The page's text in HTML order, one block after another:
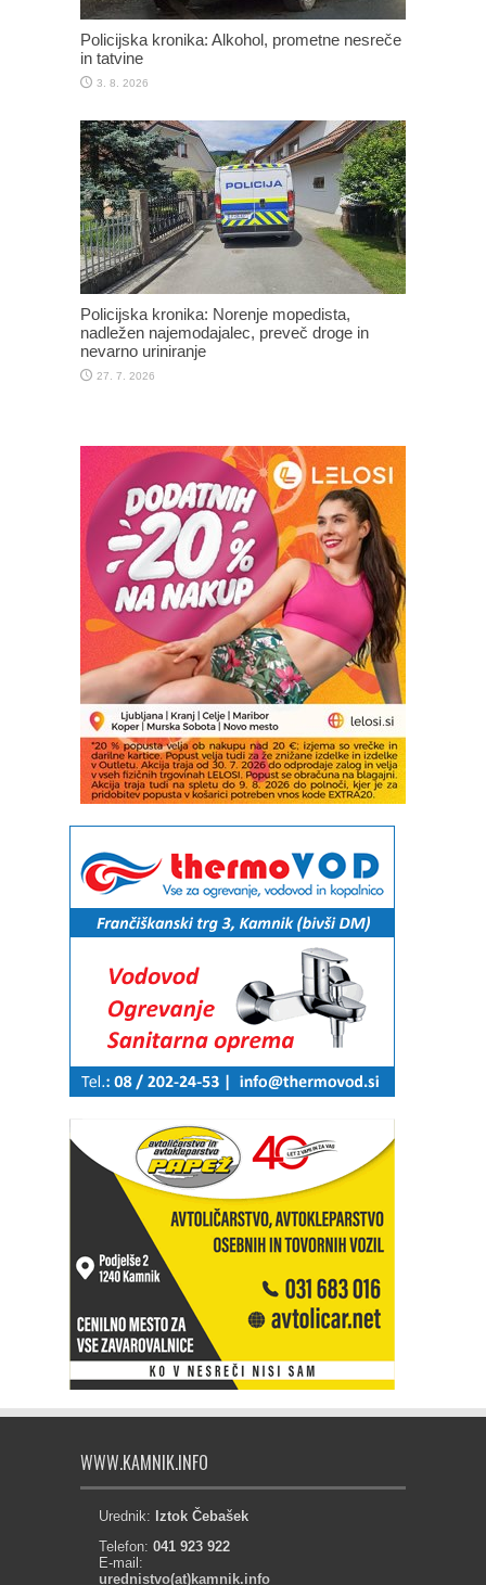
Policijska kronika: Alkohol, prometne nesreče
in tatvine
3. 8. 2026
Policijska kronika: Norenje mopedista,
nadležen najemodajalec, preveč droge in
nevarno uriniranje
27. 7. 2026
WWW.KAMNIK.INFO
Urednik: Iztok Čebašek
Telefon: 041 923 922
E-mail:
urednistvo(at)kamnik.info